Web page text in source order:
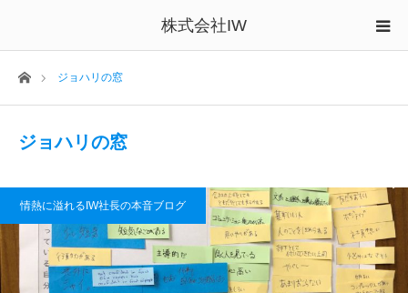
株式会社IW
ホームジョハリの窓
ジョハリの窓
情熱に溢れるIW社長の本音ブログ